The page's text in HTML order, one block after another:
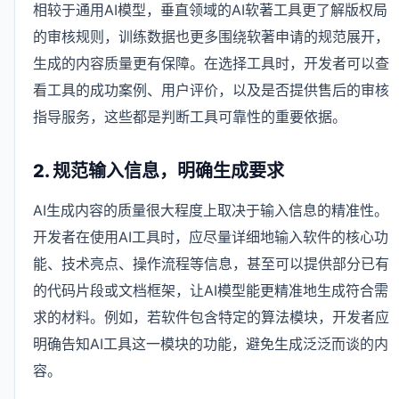
相较于通用AI模型，垂直领域的AI软著工具更了解版权局
的审核规则，训练数据也更多围绕软著申请的规范展开，
生成的内容质量更有保障。在选择工具时，开发者可以查
看工具的成功案例、用户评价，以及是否提供售后的审核
指导服务，这些都是判断工具可靠性的重要依据。
2. 规范输入信息，明确生成要求
AI生成内容的质量很大程度上取决于输入信息的精准性。
开发者在使用AI工具时，应尽量详细地输入软件的核心功
能、技术亮点、操作流程等信息，甚至可以提供部分已有
的代码片段或文档框架，让AI模型能更精准地生成符合需
求的材料。例如，若软件包含特定的算法模块，开发者应
明确告知AI工具这一模块的功能，避免生成泛泛而谈的内
容。